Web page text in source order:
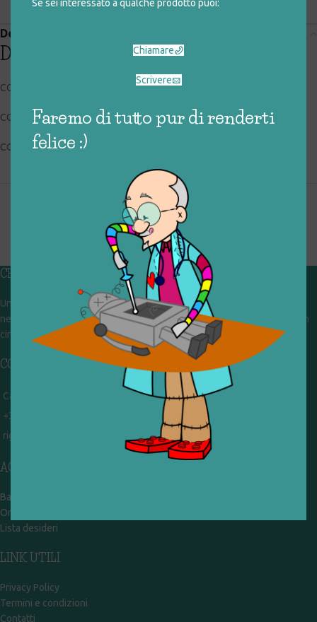
Se sei interessato a qualche prodotto puoi:
Chiamare
Scrivere
Faremo di tutto pur di renderti
felice :)
Descrizione
Descrizione
CODICE RIGIOCATTOLO: 025_0_120
CONDIZIONI: buone, usato
COLLOCAZIONE: EXP
CHI SIAMO
Un gruppo di volontari che sognano di diventare un centro del riuso e
nel frattempo ricevono in dono giocattoli, li riparano e li reimmettono in
circolazione. Operiamo per un'economia civile, circolare e sostenibile.
CONTATTI
Campobasso - via Garibaldi 51
+39 328 767 9587
rigiocattolocb@gmail.com
ACCOUNT
Bacheca
Ordini
Lista desideri
LINK UTILI
Privacy Policy
Termini e condizioni
Contatti